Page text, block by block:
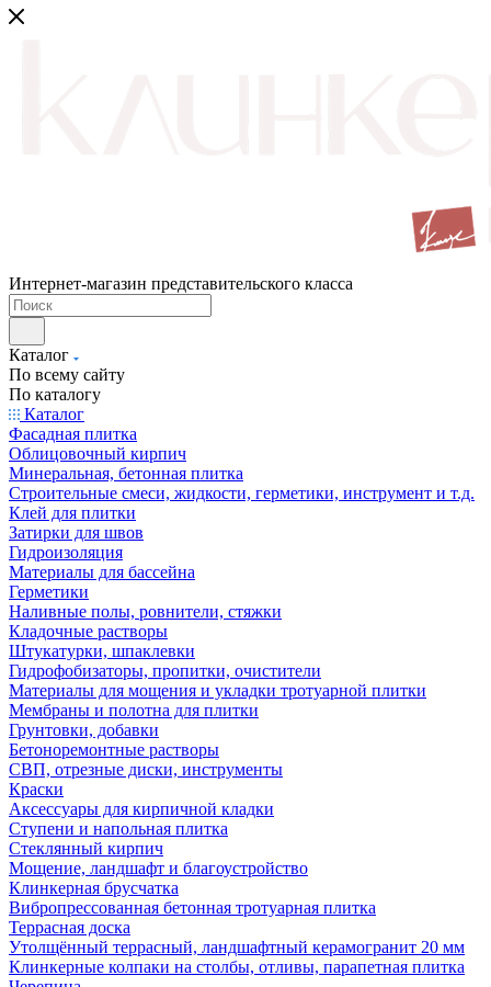
Интернет-магазин представительского класса
Каталог
По всему сайту
По каталогу
Каталог
Фасадная плитка
Облицовочный кирпич
Минеральная, бетонная плитка
Строительные смеси, жидкости, герметики, инструмент и т.д.
Клей для плитки
Затирки для швов
Гидроизоляция
Материалы для бассейна
Герметики
Наливные полы, ровнители, стяжки
Кладочные растворы
Штукатурки, шпаклевки
Гидрофобизаторы, пропитки, очистители
Материалы для мощения и укладки тротуарной плитки
Мембраны и полотна для плитки
Грунтовки, добавки
Бетоноремонтные растворы
СВП, отрезные диски, инструменты
Краски
Аксессуары для кирпичной кладки
Ступени и напольная плитка
Cтеклянный кирпич
Мощение, ландшафт и благоустройство
Клинкерная брусчатка
Вибропрессованная бетонная тротуарная плитка
Террасная доска
Утолщённый террасный, ландшафтный керамогранит 20 мм
Клинкерные колпаки на столбы, отливы, парапетная плитка